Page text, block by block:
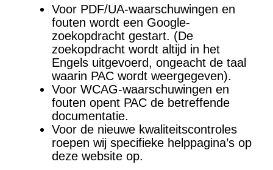
Voor PDF/UA-waarschuwingen en
fouten wordt een Google-
zoekopdracht gestart. (De
zoekopdracht wordt altijd in het
Engels uitgevoerd, ongeacht de taal
waarin PAC wordt weergegeven).
Voor WCAG-waarschuwingen en
fouten opent PAC de betreffende
documentatie.
Voor de nieuwe kwaliteitscontroles
roepen wij specifieke helppagina’s op
deze website op.